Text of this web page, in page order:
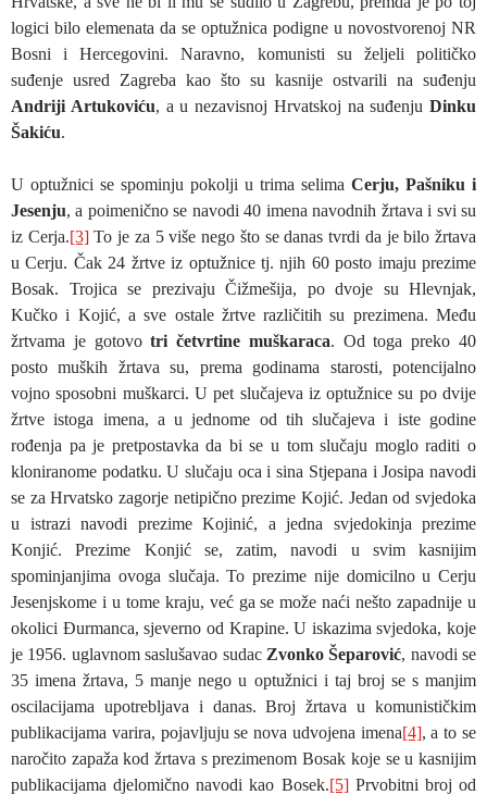
logici bilo elemenata da se optužnica podigne u novostvorenoj NR
Bosni i Hercegovini. Naravno, komunisti su željeli političko
suđenje usred Zagreba kao što su kasnije ostvarili na suđenju
Andriji Artukoviću, a u nezavisnoj Hrvatskoj na suđenju Dinku
Šakiću.
U optužnici se spominju pokolji u trima selima Cerju, Pašniku i
Jesenju, a poimenično se navodi 40 imena navodnih žrtava i svi su
iz Cerja.[3]To je za 5 više nego što se danas tvrdi da je bilo žrtava
u Cerju. Čak 24 žrtve iz optužnice tj. njih 60 posto imaju prezime
Bosak. Trojica se prezivaju Čižmešija, po dvoje su Hlevnjak,
Kučko i Kojić, a sve ostale žrtve različitih su prezimena. Među
žrtvama je gotovotri četvrtine muškaraca. Od toga preko 40
posto muških žrtava su, prema godinama starosti, potencijalno
vojno sposobni muškarci. U pet slučajeva iz optužnice su po dvije
žrtve istoga imena, a u jednome od tih slučajeva i iste godine
rođenja pa je pretpostavka da bi se u tom slučaju moglo raditi o
kloniranome podatku. U slučaju oca i sina Stjepana i Josipa navodi
se za Hrvatsko zagorje netipično prezime Kojić. Jedan od svjedoka
u istrazi navodi prezime Kojinić, a jedna svjedokinja prezime
Konjić. Prezime Konjić se, zatim, navodi u svim kasnijim
spominjanjima ovoga slučaja. To prezime nije domicilno u Cerju
Jesenjskome i u tome kraju, već ga se može naći nešto zapadnije u
okolici Đurmanca, sjeverno od Krapine. U iskazima svjedoka, koje
je 1956. uglavnom saslušavao sudac Zvonko Šeparović, navodi se
35 imena žrtava, 5 manje nego u optužnici i taj broj se s manjim
oscilacijama upotrebljava i danas. Broj žrtava u komunističkim
publikacijama varira, pojavljuju se nova udvojena imena[4], a to se
naročito zapaža kod žrtava s prezimenom Bosak koje se u kasnijim
publikacijama djelomično navodi kao Bosek.[5]Prvobitni broj od